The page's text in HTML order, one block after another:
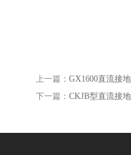
上一篇： GX1600直流接
下一篇： CKJB型直流接